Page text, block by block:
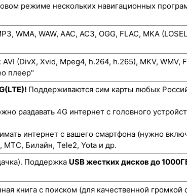
режиме нескольких навигационных
WAW, AAC, AC3, OGG, FLAC, MKA
(DivX, Xvid, Mpeg4, h.264, h.265), MKV, WMV,
плеер"
Поддерживаются сим карты любых
раздавать 4G интернет с головного
интернет с вашего смартфона (нужно
МТС, Билайн, Tele2, Yota и др.
Поддержка USB жестких дисков до
книга с поиском (для качественной громкой